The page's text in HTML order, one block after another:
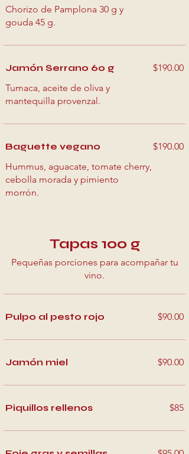
Chorizo de Pamplona 30 g y
gouda 45 g.
Jamón Serrano 60 g
Tumaca, aceite de oliva y
mantequilla provenzal.
$190.00
Baguette vegano
Hummus, aguacate, tomate cherry,
cebolla morada y pimiento
morrón.
$190.00
Tapas 100 g
Pequeñas porciones para acompañar tu
vino.
Pulpo al pesto rojo $90.00
Jamón miel $90.00
Piquillos rellenos $85